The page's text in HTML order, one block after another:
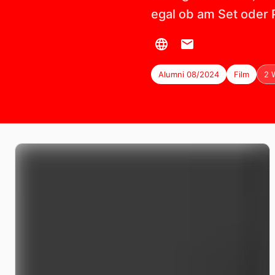
egal ob am Set oder
Alumni 08/2024 Film 2